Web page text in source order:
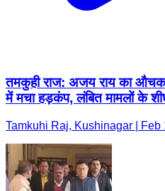
तमकुही राज: अजय राय का औचक
में मचा हड़कंप, लंबित मामलों के
Tamkuhi Raj, Kushinagar | Feb